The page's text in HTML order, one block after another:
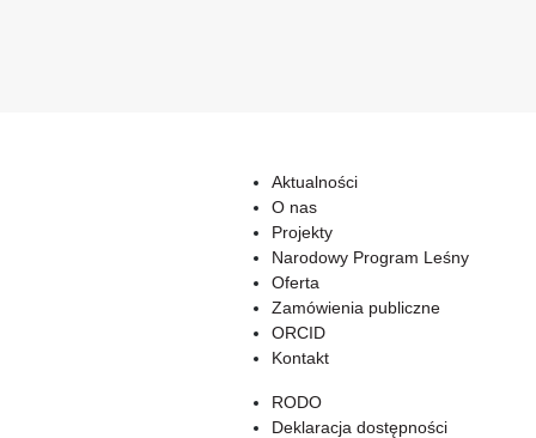
Aktualności
O nas
Projekty
Narodowy Program Leśny
Oferta
Zamówienia publiczne
ORCID
Kontakt
RODO
Deklaracja dostępności